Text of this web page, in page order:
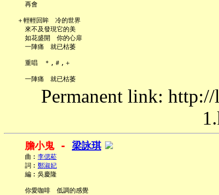
     再會
   ＋輕輕回眸　冷的世界
     來不及發現它的美
     如花盛開　你的心扉
     一陣痛　就已枯萎
     重唱　＊,＃,＋
Permanent link:
膽小鬼 - 梁詠琪
     曲︰
李偲菘
     詞︰
鄭淑妃
     編︰吳慶隆
     你愛咖啡　低調的感覺